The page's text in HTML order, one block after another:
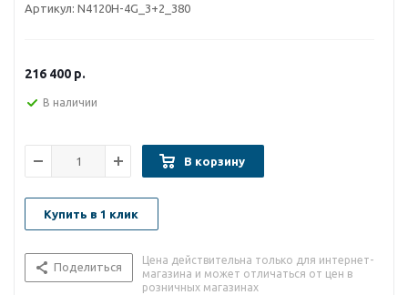
Артикул: N4120H-4G_3+2_380
216 400 р.
В наличии
В корзину
Купить в 1 клик
Поделиться
Цена действительна только для интернет-
магазина и может отличаться от цен в
розничных магазинах